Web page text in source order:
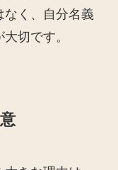
なく、自分名義
切です。